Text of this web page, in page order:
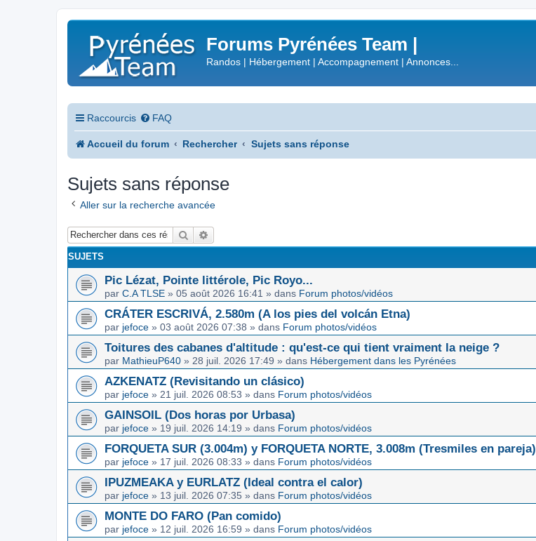
Forums Pyrénées Team |
Randos | Hébergement | Accompagnement | Annonces...
Raccourcis FAQ
Accueil du forum Rechercher Sujets sans réponse
Sujets sans réponse
Aller sur la recherche avancée
Rechercher
SUJETS
Pic Lézat, Pointe littérole, Pic Royo...
par C.A TLSE » 05 août 2026 16:41 » dans Forum photos/vidéos
CRÁTER ESCRIVÁ, 2.580m (A los pies del volcán Etna)
par jefoce » 03 août 2026 07:38 » dans Forum photos/vidéos
Toitures des cabanes d'altitude : qu'est-ce qui tient vraiment la neige ?
par MathieuP640 » 28 juil. 2026 17:49 » dans Hébergement dans les Pyrénées
AZKENATZ (Revisitando un clásico)
par jefoce » 21 juil. 2026 08:53 » dans Forum photos/vidéos
GAINSOIL (Dos horas por Urbasa)
par jefoce » 19 juil. 2026 14:19 » dans Forum photos/vidéos
FORQUETA SUR (3.004m) y FORQUETA NORTE, 3.008m (Tresmiles en pareja)
par jefoce » 17 juil. 2026 08:33 » dans Forum photos/vidéos
IPUZMEAKA y EURLATZ (Ideal contra el calor)
par jefoce » 13 juil. 2026 07:35 » dans Forum photos/vidéos
MONTE DO FARO (Pan comido)
par jefoce » 12 juil. 2026 16:59 » dans Forum photos/vidéos